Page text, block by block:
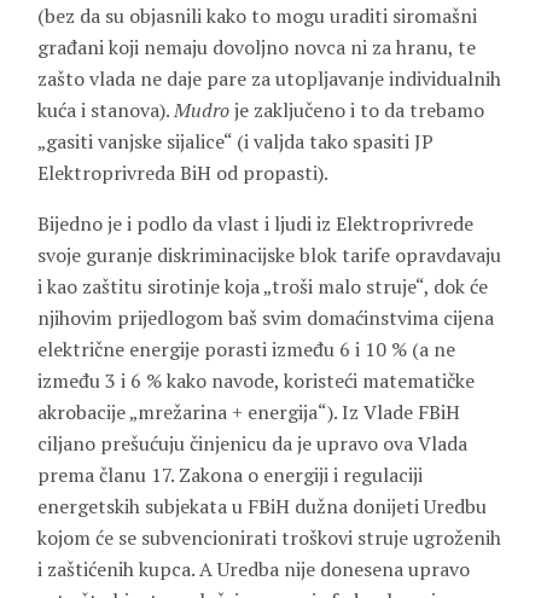
(bez da su objasnili kako to mogu uraditi siromašni
građani koji nemaju dovoljno novca ni za hranu, te
zašto vlada ne daje pare za utopljavanje individualnih
kuća i stanova).Mudroje zaključeno i to da trebamo
„gasiti vanjske sijalice“ (i valjda tako spasiti JP
Elektroprivreda BiH od propasti).
Bijedno je i podlo da vlast i ljudi iz Elektroprivrede
svoje guranje diskriminacijske blok tarife opravdavaju
i kao zaštitu sirotinje koja „troši malo struje“, dok će
njihovim prijedlogom baš svim domaćinstvima cijena
električne energije porasti između 6 i 10 % (a ne
između 3 i 6 % kako navode, koristeći matematičke
akrobacije „mrežarina + energija“). Iz Vlade FBiH
ciljano prešućuju činjenicu da je upravo ova Vlada
prema članu 17. Zakona o energiji i regulaciji
energetskih subjekata u FBiH dužna donijeti Uredbu
kojom će se subvencionirati troškovi struje ugroženih
i zaštićenih kupca. A Uredba nije donesena upravo